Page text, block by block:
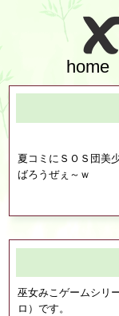
home
夏コミにＳＯＳ団美
ばろうぜぇ～ｗ
巫女みこゲームシリ
ロ）です。